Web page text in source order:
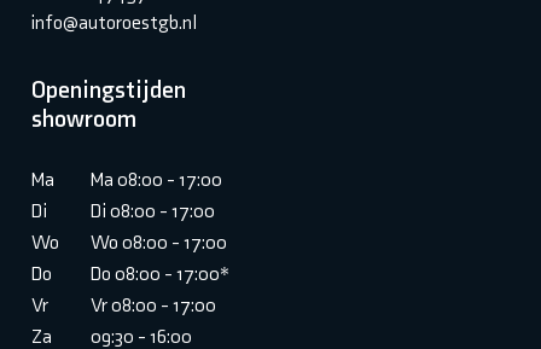
info@autoroestgb.nl
Openingstijden
showroom
Ma
Ma 08:00 - 17:00
Di
Di 08:00 - 17:00
Wo
Wo 08:00 - 17:00
Do
Do 08:00 - 17:00*
Vr
Vr 08:00 - 17:00
Za
09:30 - 16:00